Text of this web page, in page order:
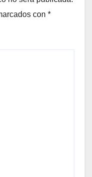
con *